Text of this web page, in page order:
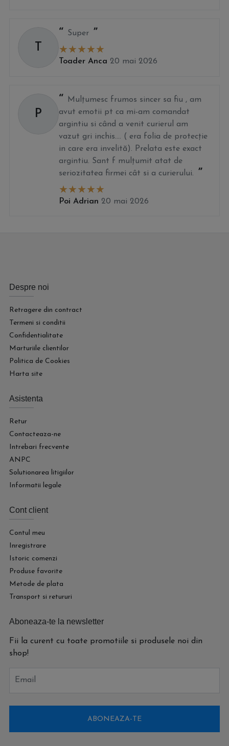
T
Super
Toader Anca 20 mai 2026
P
Mulțumesc frumos sincer sa fiu , am
avut emotii pt ca mi-am comandat
argintiu si când a venit curierul am
vazut gri inchis.... ( era folia de protecție
in care era invelită). Prelata este exact
argintiu. Sant f mulțumit atat de
seriozitatea firmei cât si a curierului.
Poi Adrian 20 mai 2026
Despre noi
Retragere din contract
Termeni si conditii
Confidentialitate
Marturiile clientilor
Politica de Cookies
Harta site
Asistenta
Retur
Contacteaza-ne
Intrebari frecvente
ANPC
Solutionarea litigiilor
Informatii legale
Cont client
Contul meu
Inregistrare
Istoric comenzi
Produse favorite
Metode de plata
Transport si retururi
Aboneaza-te la newsletter
Fii la curent cu toate promotiile si produsele noi din
shop!
Email
ABONEAZA-TE